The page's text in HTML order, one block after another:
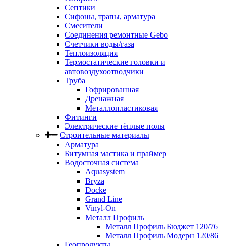
Септики
Сифоны, трапы, арматура
Смесители
Соединения ремонтные Gebo
Счетчики воды/газа
Теплоизоляция
Термостатические головки и
автовоздухоотводчики
Труба
Гофрированная
Дренажная
Металлопластиковая
Фитинги
Электрические тёплые полы
Строительные материалы
Арматура
Битумная мастика и праймер
Водосточная система
Aquasystem
Bryza
Docke
Grand Line
Vinyl-On
Металл Профиль
Металл Профиль Бюджет 120/76
Металл Профиль Модерн 120/86